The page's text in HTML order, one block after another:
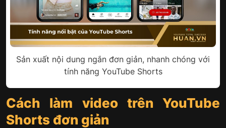
Sản xuất nội dung ngắn đơn giản, nhanh chóng với
tính năng YouTube Shorts
Cách làm video trên YouTube
Shorts đơn giản